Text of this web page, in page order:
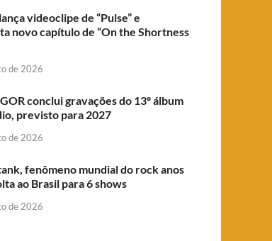
videoclipe de “Pulse” e
novo capítulo de “On the Shortness
de 2026
conclui gravações do 13º álbum
previsto para 2027
de 2026
fenômeno mundial do rock anos
ao Brasil para 6 shows
de 2026